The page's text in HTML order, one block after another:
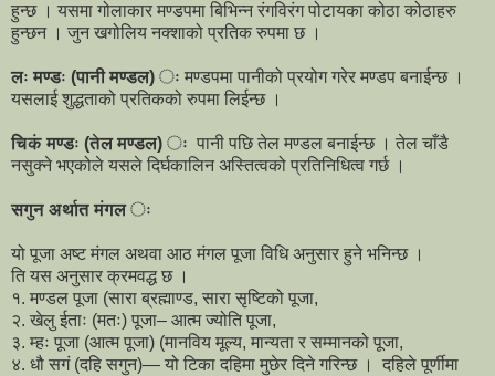
हुन्छ । यसमा गोलाकार मण्डपमा बिभिन्न रंगविरंग पोटायका कोठा कोठाहरु
हुन्छन । जुन खगोलिय नक्शाको प्रतिक रुपमा छ ।
लः मण्डः (पानी मण्डल) ः मण्डपमा पानीको प्रयोग गरेर मण्डप बनाईन्छ ।
यसलाई शुद्धताको प्रतिकको रुपमा लिईन्छ ।
चिकं मण्डः (तेल मण्डल) ः पानी पछि तेल मण्डल बनाईन्छ । तेल चाँडै
नसुक्ने भएकोले यसले दिर्घकालिन अस्तित्वको प्रतिनिधित्व गर्छ ।
सगुन अर्थात मंगल ः
यो पूजा अष्ट मंगल अथवा आठ मंगल पूजा विधि अनुसार हुने भनिन्छ ।
ति यस अनुसार क्रमवद्ध छ ।
१. मण्डल पूजा (सारा ब्रह्माण्ड, सारा सृष्टिको पूजा,
२. खेलु ईताः (मतः) पूजा– आत्म ज्योति पूजा,
३. म्हः पूजा (आत्म पूजा) (मानविय मूल्य, मान्यता र सम्मानको पूजा,
४. धौ सगं (दहि सगुन)— यो टिका दहिमा मुछेर दिने गरिन्छ । दहिले पूर्णीमा